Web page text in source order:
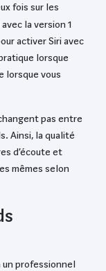
fois sur les
la version 1
activer Siri avec
lorsque
lorsque vous
pas entre
Ainsi, la qualité
d’écoute et
mêmes selon
un professionnel